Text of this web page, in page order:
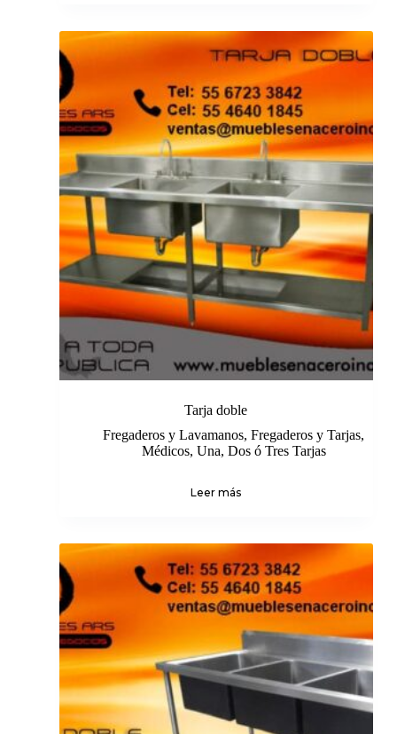
Tarja doble
Fregaderos y Lavamanos,Fregaderos y Tarjas,
Médicos, Una, Dos ó Tres Tarjas
Leer más